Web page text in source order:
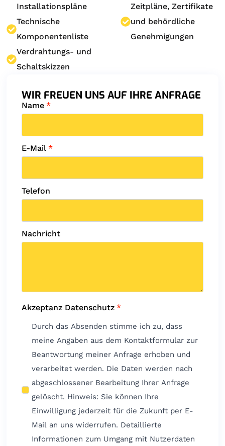
Installationspläne
Technische
Komponentenliste
Verdrahtungs- und
Schaltskizzen
Zeitpläne, Zertifikate
und behördliche
Genehmigungen
WIR FREUEN UNS AUF IHRE ANFRAGE
Name *
E-Mail *
Telefon
Nachricht
Akzeptanz Datenschutz *
Durch das Absenden stimme ich zu, dass
meine Angaben aus dem Kontaktformular zur
Beantwortung meiner Anfrage erhoben und
verarbeitet werden. Die Daten werden nach
abgeschlossener Bearbeitung Ihrer Anfrage
gelöscht. Hinweis: Sie können Ihre
Einwilligung jederzeit für die Zukunft per E-
Mail an uns widerrufen. Detaillierte
Informationen zum Umgang mit Nutzerdaten